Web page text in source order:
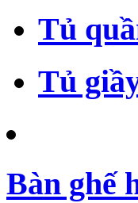
Tủ
Tủ
Bàn ghế